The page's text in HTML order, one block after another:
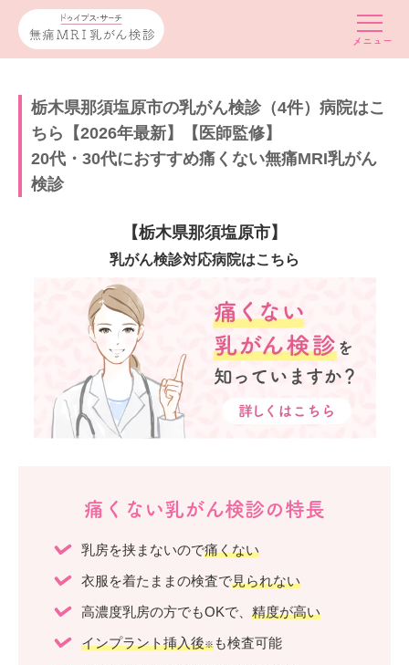
栃木県那須塩原市の乳がん検診（4件）病院はこ
ちら【2026年最新】【医師監修】
20代・30代におすすめ痛くない無痛MRI乳がん
検診
【栃木県那須塩原市】
乳がん検診対応病院はこちら
痛くない乳がん検診の特長
乳房を挟まないので痛くない
衣服を着たままの検査で見られない
高濃度乳房の方でもOKで、 精度が高い
インプラント挿入後※ も検査可能